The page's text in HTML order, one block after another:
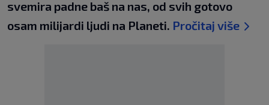
svemira padne baš na nas, od svih gotovo
osam milijardi ljudi na Planeti. Pročitaj više